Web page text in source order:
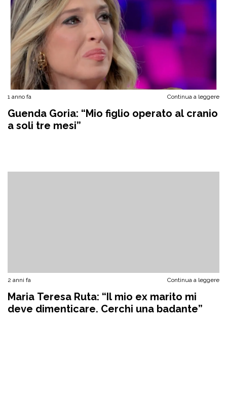
1 anno fa Continua a leggere
Guenda Goria: “Mio figlio operato al cranio
a soli tre mesi”
2 anni fa Continua a leggere
Maria Teresa Ruta: “Il mio ex marito mi
deve dimenticare. Cerchi una badante”